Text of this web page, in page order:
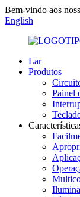
Bem-vindo aos
English
Lar
Produtos
Painel